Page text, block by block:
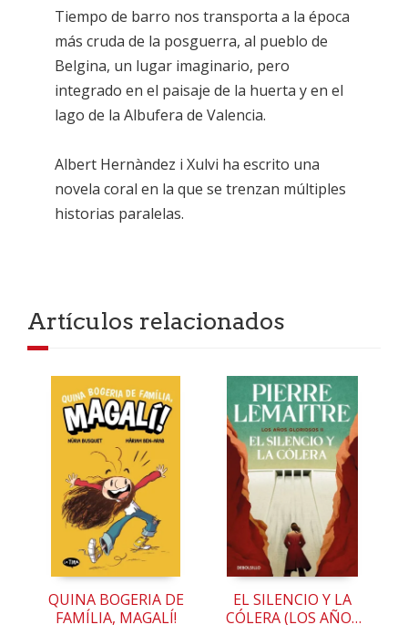
Tiempo de barro nos transporta a la época
más cruda de la posguerra, al pueblo de
Belgina, un lugar imaginario, pero
integrado en el paisaje de la huerta y en el
lago de la Albufera de Valencia.
Albert Hernàndez i Xulvi ha escrito una
novela coral en la que se trenzan múltiples
historias paralelas.
Artículos relacionados
QUINA BOGERIA DE
FAMÍLIA, MAGALÍ!
EL SILENCIO Y LA
CÓLERA (LOS AÑOS